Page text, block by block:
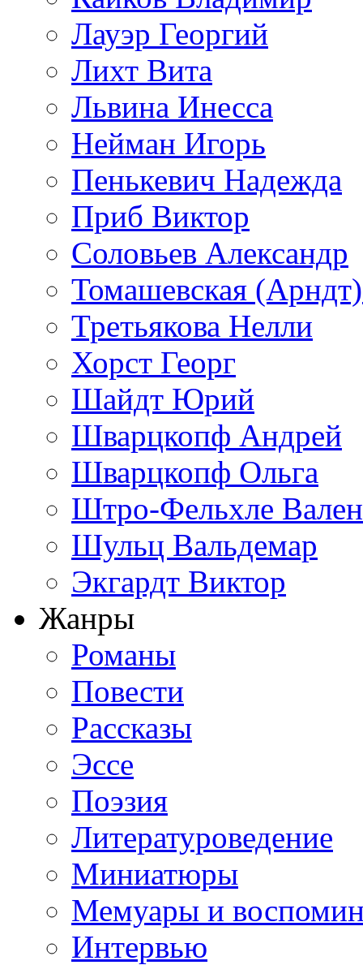
Лауэр Георгий
Лихт Вита
Львина Инесса
Нейман Игорь
Пенькевич Надежда
Приб Виктор
Соловьев Александр
Томашевская
Третьякова Нелли
Хорст Георг
Шайдт Юрий
Шварцкопф Андрей
Шварцкопф Ольга
Штро-Фельхле
Шульц Вальдемар
Экгардт Виктор
Жанры
Романы
Повести
Рассказы
Эссе
Поэзия
Литературоведение
Миниатюры
Мемуары и
Интервью